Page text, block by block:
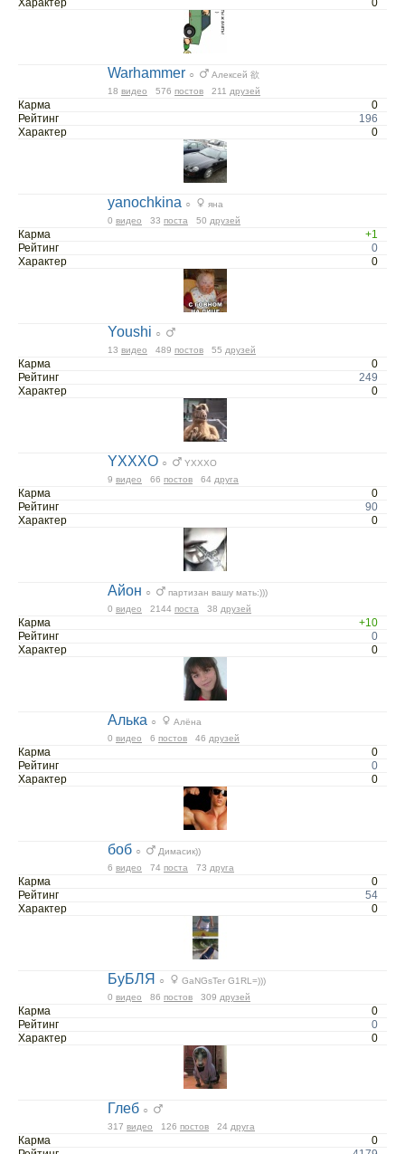
Характер 0
Warhammer ○
Алексей 欲
18 видео 576 постов 211 друзей
Карма
0
Рейтинг
196
Характер
0
yanochkina ○
яна
0 видео 33 поста 50 друзей
Карма
+1
Рейтинг
0
Характер
0
Youshi ○
13 видео 489 постов 55 друзей
Карма
0
Рейтинг
249
Характер
0
YXXXO ○
YXXXO
9 видео 66 постов 64 друга
Карма
0
Рейтинг
90
Характер
0
Айон ○
партизан вашу мать:)))
0 видео 2144 поста 38 друзей
Карма
+10
Рейтинг
0
Характер
0
Алька ○
Алёна
0 видео 6 постов 46 друзей
Карма
0
Рейтинг
0
Характер
0
боб ○
Димасик))
6 видео 74 поста 73 друга
Карма
0
Рейтинг
54
Характер
0
БуБЛЯ ○
GaNGsTer G1RL=)))
0 видео 86 постов 309 друзей
Карма
0
Рейтинг
0
Характер
0
Глеб ○
317 видео 126 постов 24 друга
Карма
0